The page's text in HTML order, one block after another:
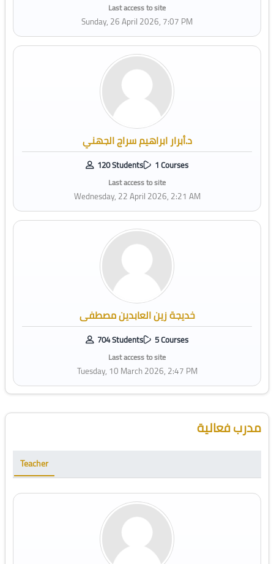
Last access to site
Sunday, 26 April 2026, 7:07 PM
د.أبرار ابراهيم سراج الجهني
120 Students 1 Courses
Last access to site
Wednesday, 22 April 2026, 2:21 AM
خديجة زين العابدين مصطفى
704 Students 5 Courses
Last access to site
Tuesday, 10 March 2026, 2:47 PM
Skip [Cocoon] Course Instructor مدرب فعالية
Teacher